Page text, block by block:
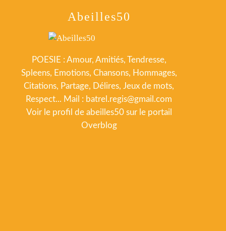
Abeilles50
POESIE : Amour, Amitiés, Tendresse,
Spleens, Emotions, Chansons, Hommages,
Citations, Partage, Délires, Jeux de mots,
Respect... Mail : batrel.regis@gmail.com
Voir le profil de abeilles50sur le portail
Overblog